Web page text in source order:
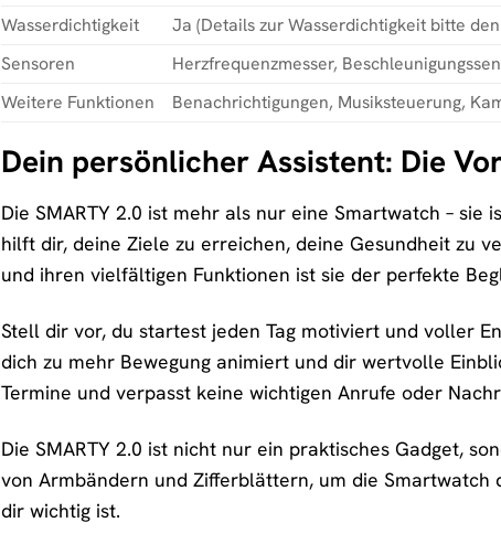
Wasserdichtigkeit
Ja (Details zur Wasserdichtigkeit bitte
Sensoren
Herzfrequenzmesser,
Weitere Funktionen
Benachrichtigungen, Musiksteuerung,
Dein persönlicher Assistent: Die
Die SMARTY 2.0 ist mehr als nur eine Smartwatch –
hilft dir, deine Ziele zu erreichen, deine Gesundheit zu
und ihren vielfältigen Funktionen ist sie der perfekte
Stell dir vor, du startest jeden Tag motiviert und voller
dich zu mehr Bewegung animiert und dir wertvolle
Termine und verpasst keine wichtigen Anrufe oder
Die SMARTY 2.0 ist nicht nur ein praktisches Gadget,
von Armbändern und Zifferblättern, um die Smartwatch
dir wichtig ist.